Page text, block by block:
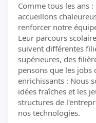
Comme tous les ans
accueillons
renforcer notre
Leur parcours
suivent différentes
supérieures, des
pensons que les jobs
enrichissants : Nous
idées fraîches et les
structures de
nos technologies.